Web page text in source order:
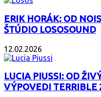
ERIK HORÁK: OD
ŠTÚDIO LOSOSOUND
12.02.2026
LUCIA PIUSSI: OD
VÝPOVEDI TERRIBLE